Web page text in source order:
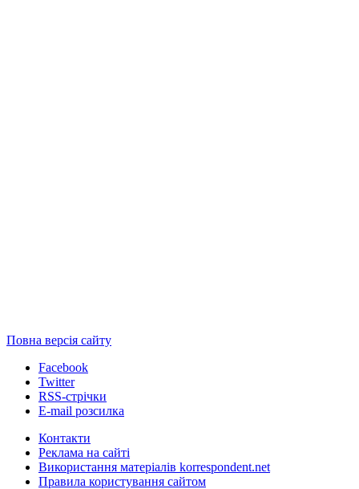
Повна версія сайту
Facebook
Twitter
RSS-стрічки
E-mail розсилка
Контакти
Реклама на сайті
Використання матеріалів korrespondent.net
Правила користування сайтом